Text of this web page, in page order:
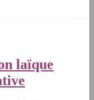
laïque